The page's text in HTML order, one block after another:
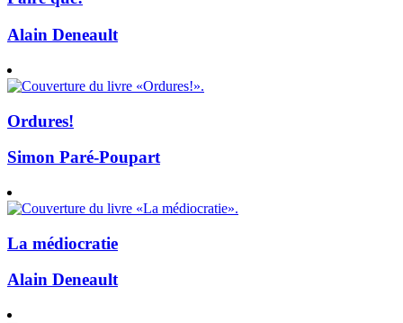
Alain Deneault
Ordures!
Simon Paré-Poupart
La médiocratie
Alain Deneault